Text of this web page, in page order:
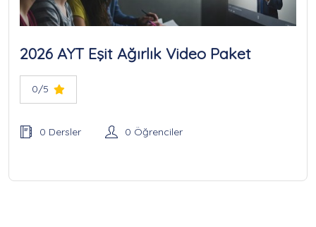
2026 AYT Eşit Ağırlık Video Paket
0/5
0 Dersler 0 Öğrenciler